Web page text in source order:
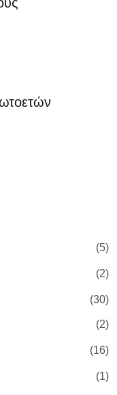
(5)
(2)
(30)
(2)
(16)
(1)